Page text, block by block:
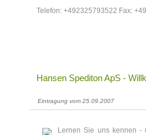
Telefon: +492325793522 Fax:
Hansen Spediton ApS -
Eintragung vom 25.09.2007
Lernen Sie uns kennen -